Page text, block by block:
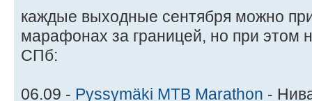
каждые выходные сентября можно
марафонах за границей, но при этом
СПб:
06.09 - Pyssymäki MTB Marathon -